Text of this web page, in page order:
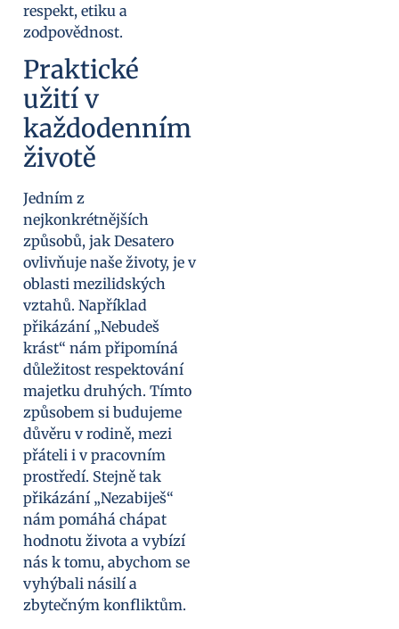
respekt, etiku a
zodpovědnost.
Praktické
užití v
každodenním
životě
Jedním z
nejkonkrétnějších
způsobů, jak Desatero
ovlivňuje naše životy, je v
oblasti mezilidských
vztahů. Například
přikázání „Nebudeš
krást“ nám připomíná
důležitost respektování
majetku druhých. Tímto
způsobem si budujeme
důvěru v rodině, mezi
přáteli i v pracovním
prostředí. Stejně tak
přikázání „Nezabiješ“
nám pomáhá chápat
hodnotu života a vybízí
nás k tomu, abychom se
vyhýbali násilí a
zbytečným konfliktům.